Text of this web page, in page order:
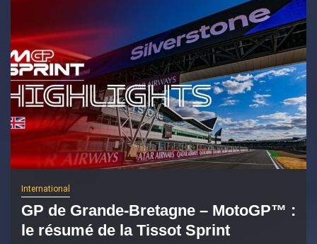
International
GP de Grande-Bretagne – MotoGP™ :
le résumé de la Tissot Sprint